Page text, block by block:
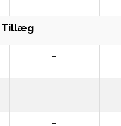
Tillæg
–
–
–